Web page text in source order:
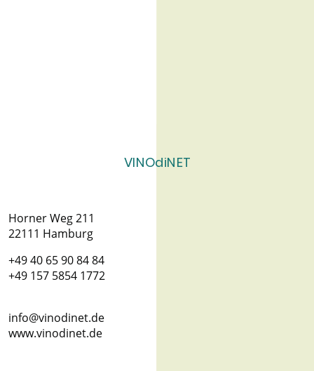
VINOdiNET
Horner Weg 211
22111 Hamburg
+49 40 65 90 84 84
+49 157 5854 1772
info@vinodinet.de
www.vinodinet.de